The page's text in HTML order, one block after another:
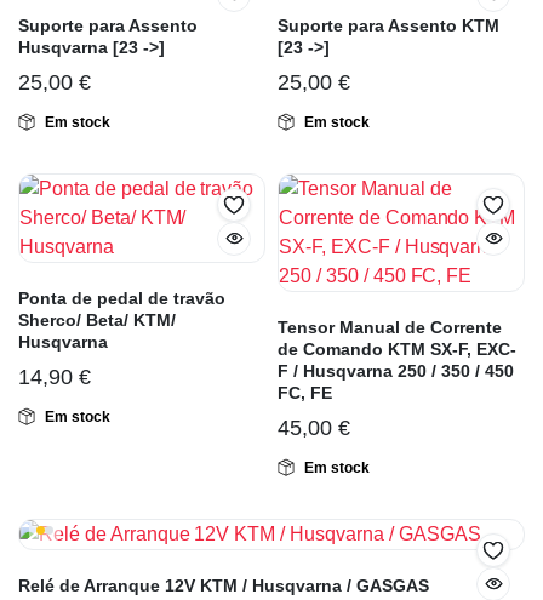
Suporte para Assento
Husqvarna [23 ->]
25,00 €
Em stock
Suporte para Assento KTM
[23 ->]
25,00 €
Em stock
Ponta de pedal de travão
Sherco/ Beta/ KTM/
Husqvarna
14,90 €
Em stock
Tensor Manual de Corrente
de Comando KTM SX-F, EXC-
F / Husqvarna 250 / 350 / 450
FC, FE
45,00 €
Em stock
Relé de Arranque 12V KTM / Husqvarna / GASGAS